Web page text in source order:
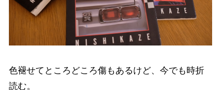
色褪せてところどころ傷もあるけど、今でも時折
読む。